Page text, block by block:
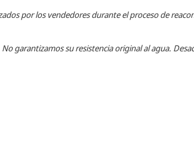
por los vendedores durante el proceso de
garantizamos su resistencia original al agua.